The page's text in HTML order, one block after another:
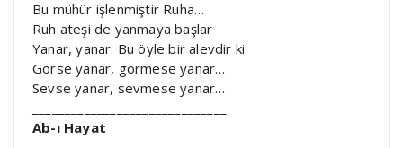
Bu mühür işlenmiştir Ruha…
Ruh ateşi de yanmaya başlar
Yanar, yanar. Bu öyle bir alevdir ki
Görse yanar, görmese yanar…
Sevse yanar, sevmese yanar…
Ab-ı Hayat